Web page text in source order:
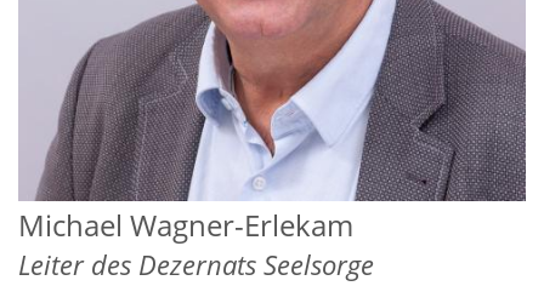
Michael Wagner-Erlekam
Leiter des Dezernats Seelsorge